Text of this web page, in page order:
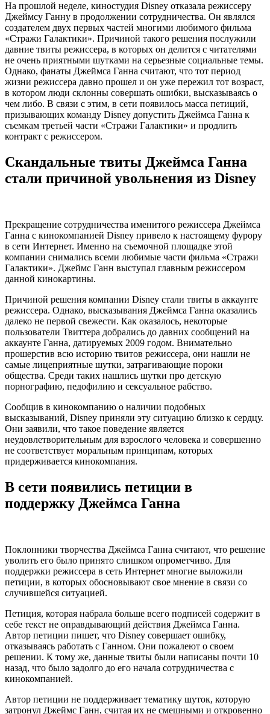
На прошлой неделе, киностудия Disney отказала режиссеру
Джеймсу Ганну в продолжении сотрудничества. Он являлся
создателем двух первых частей многими любимого фильма
«Стражи Галактики». Причиной такого решения послужили
давние твиты режиссера, в которых он делится с читателями
не очень приятными шутками на серьезные социальные темы.
Однако, фанаты Джеймса Ганна считают, что тот период
жизни режиссера давно прошел и он уже пережил тот возраст,
в котором люди склонны совершать ошибки, высказываясь о
чем либо. В связи с этим, в сети появилось масса петиций,
призывающих команду Disney допустить Джеймса Ганна к
съемкам третьей части «Стражи Галактики» и продлить
контракт с режиссером.
Скандальные твиты Джеймса Ганна
стали причиной увольнения из Disney
Прекращение сотрудничества именитого режиссера Джеймса
Ганна с кинокомпанией Disney привело к настоящему фурору
в сети Интернет. Именно на съемочной площадке этой
компании снимались всеми любимые части фильма «Стражи
Галактики». Джеймс Ганн выступал главным режиссером
данной кинокартины.
Причиной решения компании Disney стали твиты в аккаунте
режиссера. Однако, высказывания Джеймса Ганна оказались
далеко не первой свежести. Как оказалось, некоторые
пользователи Твиттера добрались до давних сообщений на
аккаунте Ганна, датируемых 2009 годом. Внимательно
прошерстив всю историю твитов режиссера, они нашли не
самые лицеприятные шутки, затрагивающие пороки
общества. Среди таких нашлись шутки про детскую
порнографию, педофилию и сексуальное рабство.
Сообщив в кинокомпанию о наличии подобных
высказываний, Disney приняли эту ситуацию близко к сердцу.
Они заявили, что такое поведение является
неудовлетворительным для взрослого человека и совершенно
не соответствует моральным принципам, которых
придерживается кинокомпания.
В сети появились петиции в
поддержку Джеймса Ганна
Поклонники творчества Джеймса Ганна считают, что решение
уволить его было принято слишком опрометчиво. Для
поддержки режиссера в сеть Интернет многие выложили
петиции, в которых обосновывают свое мнение в связи со
случившейся ситуацией.
Петиция, которая набрала больше всего подписей содержит в
себе текст не оправдывающий действия Джеймса Ганна.
Автор петиции пишет, что Disney совершает ошибку,
отказываясь работать с Ганном. Они пожалеют о своем
решении. К тому же, данные твиты были написаны почти 10
назад, что было задолго до его начала сотрудничества с
кинокомпанией.
Автор петиции не поддерживает тематику шуток, которую
затронул Джеймс Ганн, считая их не смешными и откровенно